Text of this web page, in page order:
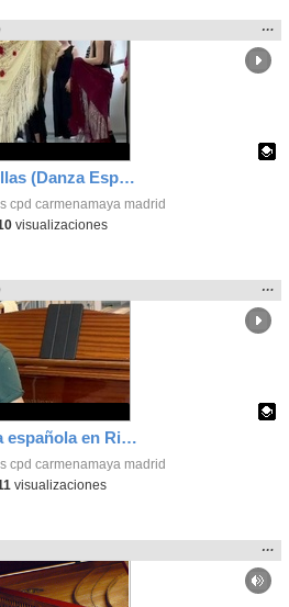
Clase de mantillas (Danza Española) en intercambio Erasmus+
en:
la
…
cpd carmenamaya madrid
visualizaciones
Clase de danza española en Riga Dance School Erasmus+
en:
la
…
cpd carmenamaya madrid
visualizaciones
en:
la
…